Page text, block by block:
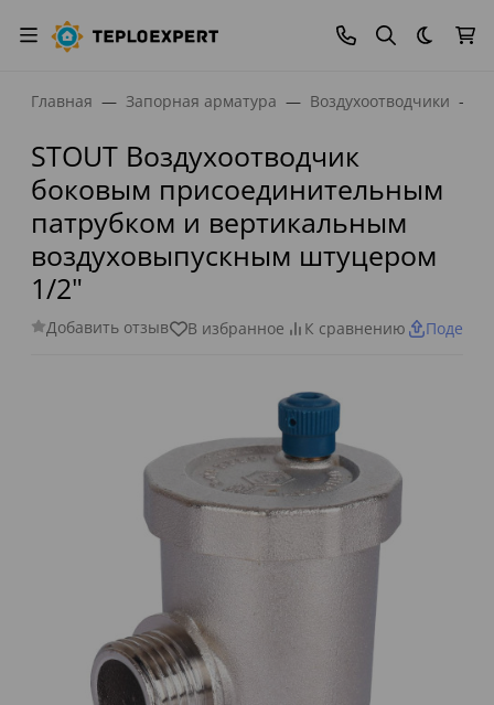
Темная
Главная Запорная арматура Воздухоотводчики
STOUT Воздухоотводчик
боковым присоединительным
патрубком и вертикальным
воздуховыпускным штуцером
1/2"
Добавить отзыв В избранное К сравнению